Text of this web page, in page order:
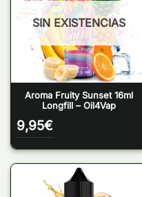
SIN EXISTENCIAS
Aroma Fruity Sunset 16ml
Longfill – Oil4Vap
9,95€